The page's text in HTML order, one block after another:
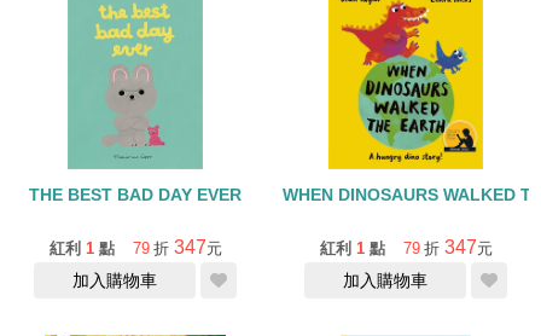
THE BEST BAD DAY EVER
紅利 1 點 79 折 347元
加入購物車
WHEN DINOSAURS WALKED
紅利 1 點 79 折 347元
加入購物車